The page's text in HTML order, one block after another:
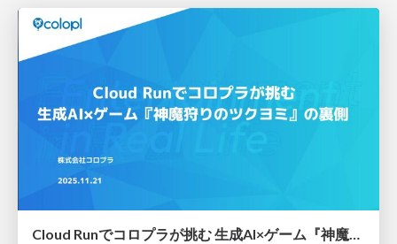
Cloud Runでコロプラが挑む 生成AI×ゲーム『神魔狩りのツクヨミ』の裏側